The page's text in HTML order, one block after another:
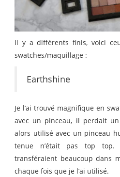
Il y a différents finis, voici
swatches/maquillage :
Earthshine
Je l’ai trouvé magnifique en
avec un pinceau, il perdait
alors utilisé avec un pinceau
tenue n’était pas top
transféraient beaucoup dans
chaque fois que je l’ai utilisé.